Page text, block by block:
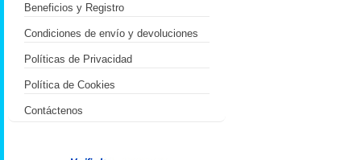
Beneficios y Registro
Condiciones de envío y devoluciones
Políticas de Privacidad
Política de Cookies
Contáctenos